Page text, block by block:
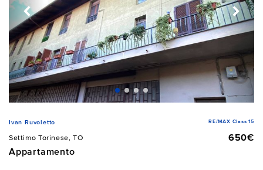
Ivan Ruvoletto RE/MAX Class 15
Settimo Torinese, TO
650€
Appartamento